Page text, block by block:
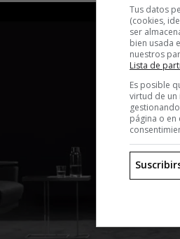
Tus datos
(cookies,
ser
bien usada
nuestros
Lista de
Es posible
virtud de un
página o en